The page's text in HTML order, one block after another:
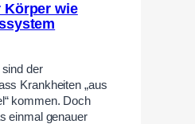
Körper wie
der
Krankheiten „aus
kommen. Doch
einmal genauer